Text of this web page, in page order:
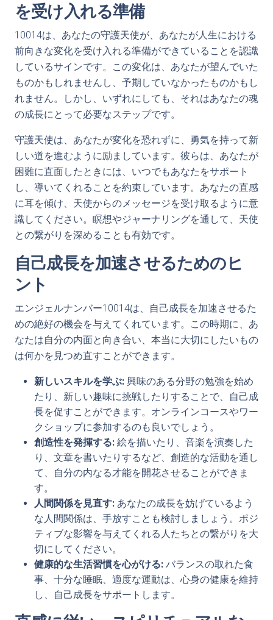
を受け入れる準備
10014は、あなたの守護天使が、あなたが人生における
前向きな変化を受け入れる準備ができていることを認識
しているサインです。この変化は、あなたが望んでいた
ものかもしれませんし、予期していなかったものかもし
れません。しかし、いずれにしても、それはあなたの魂
の成長にとって必要なステップです。
守護天使は、あなたが変化を恐れずに、勇気を持って新
しい道を進むように励ましています。彼らは、あなたが
困難に直面したときには、いつでもあなたをサポート
し、導いてくれることを約束しています。あなたの直感
に耳を傾け、天使からのメッセージを受け取るように意
識してください。瞑想やジャーナリングを通して、天使
との繋がりを深めることも有効です。
自己成長を加速させるためのヒ
ント
エンジェルナンバー10014は、自己成長を加速させるた
めの絶好の機会を与えてくれています。この時期に、あ
なたは自分の内面と向き合い、本当に大切にしたいもの
は何かを見つめ直すことができます。
新しいスキルを学ぶ: 興味のある分野の勉強を始め
たり、新しい趣味に挑戦したりすることで、自己成
長を促すことができます。オンラインコースやワー
クショップに参加するのも良いでしょう。
創造性を発揮する: 絵を描いたり、音楽を演奏した
り、文章を書いたりするなど、創造的な活動を通し
て、自分の内なる才能を開花させることができま
す。
人間関係を見直す: あなたの成長を妨げているよう
な人間関係は、手放すことも検討しましょう。ポジ
ティブな影響を与えてくれる人たちとの繋がりを大
切にしてください。
健康的な生活習慣を心がける: バランスの取れた食
事、十分な睡眠、適度な運動は、心身の健康を維持
し、自己成長をサポートします。